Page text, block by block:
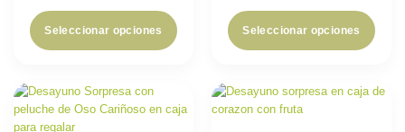
Seleccionar opciones Seleccionar opciones